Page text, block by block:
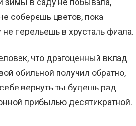
зимы в саду не побывала,
соберешь цветов, пока
не перельешь в хрусталь фиала.
что драгоценный вклад
обильной получил обратно,
вернуть ты будешь рад
прибылью десятикратной.